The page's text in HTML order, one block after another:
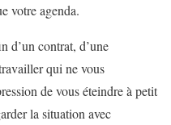
votre agenda.
d’un contrat, d’une
qui ne vous
de vous éteindre à petit
la situation avec